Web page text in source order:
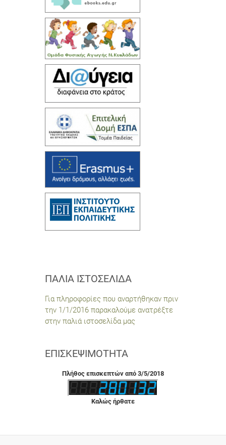
ΠΑΛΙΆ ΙΣΤΟΣΕΛΊΔΑ
Για πληροφορίες που αναρτήθηκαν πριν
την 1/1/2016 παρακαλούμε ανατρέξτε
στην παλιά ιστοσελίδα μας
ΕΠΙΣΚΕΨΙΜΌΤΗΤΑ
Πλήθος επισκεπτών από 3/5/2018
Καλώς ήρθατε